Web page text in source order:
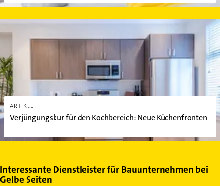
ARTIKEL
Verjüngungskur für den Kochbereich: Neue Küchenfronten
Verjüngungskur für den Kochbereich: Neue Küchenfronten
Interessante Dienstleister für Bauunternehmen bei
Gelbe Seiten